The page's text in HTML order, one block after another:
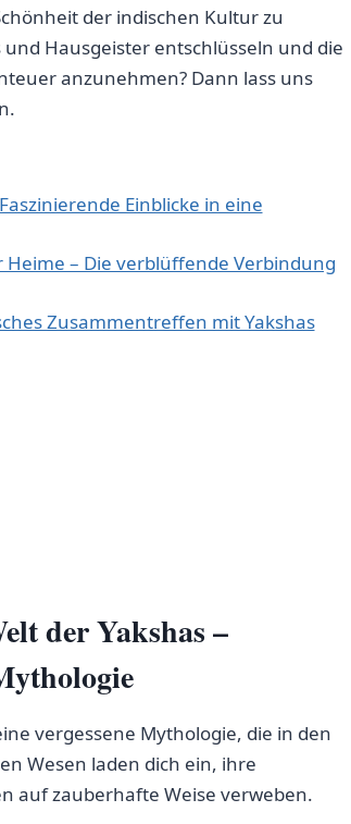
der indischen ⁤Kultur zu⁢
Hausgeister‍ entschlüsseln und die‍
anzunehmen?⁢ Dann lass uns‌
Einblicke in ⁢eine
– ‍Die verblüffende Verbindung
Zusammentreffen mit Yakshas
der Yakshas –
vergessene Mythologie,​ die in den
⁣Wesen laden dich ein, ​ihre
auf​ zauberhafte Weise verweben.